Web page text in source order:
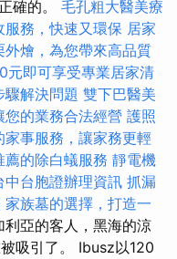
確的。 毛孔粗大醫美療
服務，快速又環保 居家
外燴，為您帶來高品質
元即可享受專業居家清
驟解決問題 雙下巴醫美
您的業務合法經營 護照
家事服務，讓家務更輕
的除白蟻服務 靜電機
中台胞證辦理資訊 抓漏
家族墓的選擇，打造一
利亞的客人，黑海的涼
吸引了。 Ibusz以120